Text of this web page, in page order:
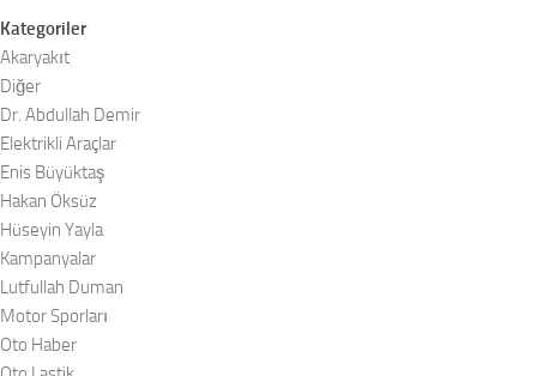
Kategoriler
Akaryakıt
Diğer
Dr. Abdullah Demir
Elektrikli Araçlar
Enis Büyüktaş
Hakan Öksüz
Hüseyin Yayla
Kampanyalar
Lutfullah Duman
Motor Sporları
Oto Haber